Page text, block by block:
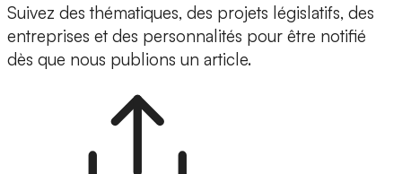
Suivez des thématiques, des projets législatifs, des
entreprises et des personnalités pour être notifié
dès que nous publions un article.